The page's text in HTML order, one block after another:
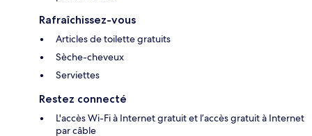
Rafraîchissez-vous
Articles de toilette gratuits
Sèche-cheveux
Serviettes
Restez connecté
L'accès Wi-Fi à Internet gratuit et l’accès gratuit à Internet
par câble